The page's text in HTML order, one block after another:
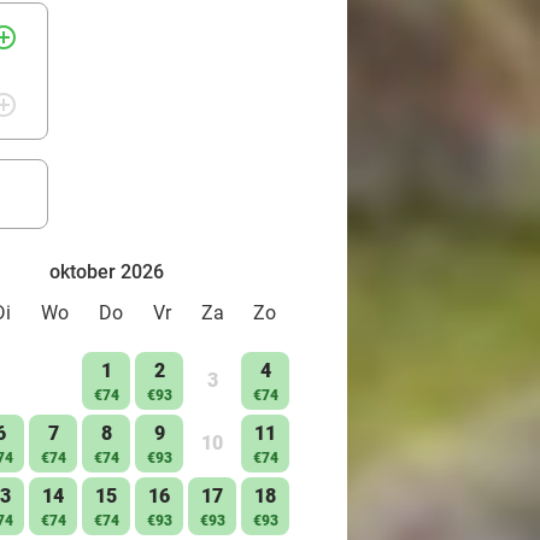
oktober 2026
Wo Do Vr Za Zo
1
€74
2
€93
3 4
€74
7
€74
8
€74
9
€93
10 11
€74
14
€74
15
€74
16
€93
17
€93
18
€93